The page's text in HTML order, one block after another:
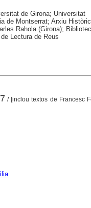
de Girona; Universitat
de Montserrat; Arxiu
Rahola (Girona);
Lectura de Reus
/ [inclou textos de Francesc